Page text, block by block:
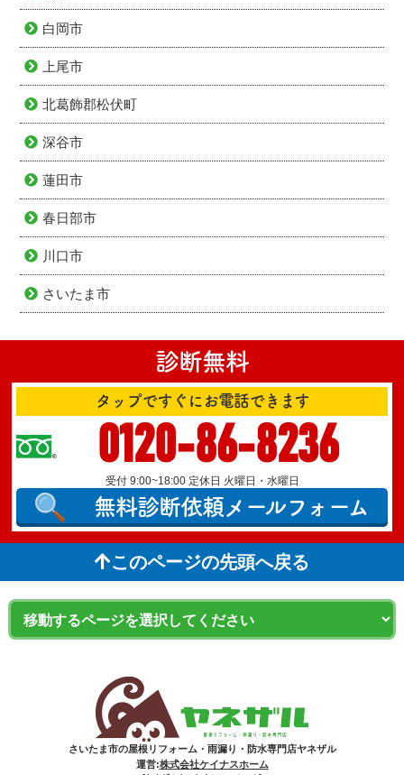
白岡市
上尾市
北葛飾郡松伏町
深谷市
蓮田市
春日部市
川口市
さいたま市
診断無料
タップですぐにお電話できます
0120-86-8236
受付 9:00~18:00 定休日 火曜日・水曜日
無料診断依頼 メールフォーム
このページの先頭へ戻る
さいたま市の屋根リフォーム・雨漏り・防水専門店ヤネザル
運営:株式会社ケイナスホーム